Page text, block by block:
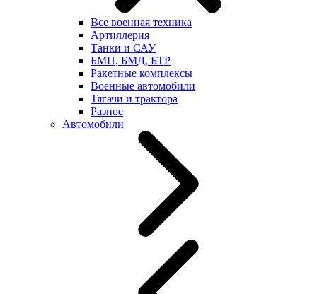
Все военная техника
Артиллерия
Танки и САУ
БМП, БМД, БТР
Ракетные комплексы
Военные автомобили
Тягачи и трактора
Разное
Автомобили